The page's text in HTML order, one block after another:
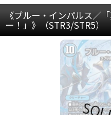
《ブルー・インパルス／
ー！」》（STR3/STR5）